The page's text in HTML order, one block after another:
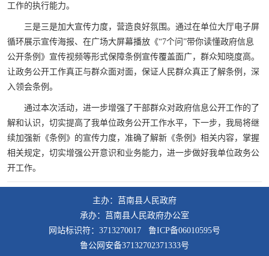
工作的执行能力。
三是三是加大宣传力度，营造良好氛围。通过在单位大厅电子屏
循环展示宣传海报、在广场大屏幕播放《“7个问”带你读懂政府信息
公开条例》宣传视频等形式保障条例宣传覆盖面广，群众知晓度高。
让政务公开工作真正与群众面对面，保证人民群众真正了解条例，深
入领会条例。
通过本次活动，进一步增强了干部群众对政府信息公开工作的了
解和认识，切实提高了我单位政务公开工作水平，下一步，我局将继
续加强新《条例》的宣传力度，准确了解新《条例》相关内容，掌握
相关规定，切实增强公开意识和业务能力，进一步做好我单位政务公
开工作。
主办：莒南县人民政府
承办：莒南县人民政府办公室
网站标识符：3713270017 鲁ICP备06010595号
鲁公网安备37132702371333号